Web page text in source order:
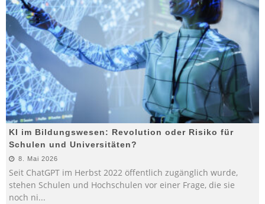
KI im Bildungswesen: Revolution oder Risiko für
Schulen und Universitäten?
8. Mai 2026
Seit ChatGPT im Herbst 2022 öffentlich zugänglich wurde,
stehen Schulen und Hochschulen vor einer Frage, die sie
noch ni...